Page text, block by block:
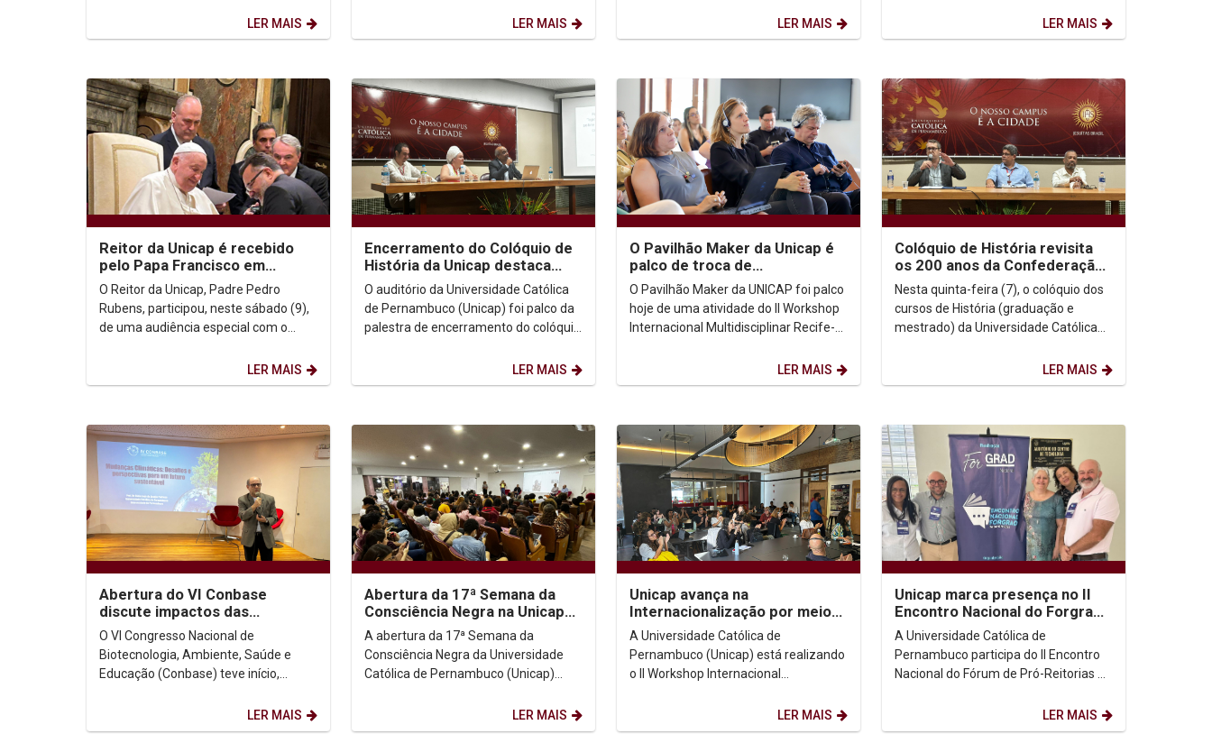
Profissional) do Confea, Osmar...
LER MAIS LER MAIS LER MAIS LER MAIS
Reitor da Unicap é recebido
pelo Papa Francisco em
audiência especial
O Reitor da Unicap, Padre Pedro
Rubens, participou, neste sábado (9),
de uma audiência especial com o
LER MAIS
Encerramento do Colóquio de
História da Unicap destaca
atualidade da Revolta da
Chibata nos...
O auditório da Universidade Católica
de Pernambuco (Unicap) foi palco da
palestra de encerramento do colóquio
LER MAIS
O Pavilhão Maker da Unicap é
palco de troca de
conhecimentos entre Recife e
Nantes
O Pavilhão Maker da UNICAP foi palco
hoje de uma atividade do II Workshop
Internacional Multidisciplinar Recife-
LER MAIS
Colóquio de História revisita
os 200 anos da Confederação
do Equador
Nesta quinta-feira (7), o colóquio dos
cursos de História (graduação e
mestrado) da Universidade Católica
LER MAIS
Abertura do VI Conbase
discute impactos das
mudanças climáticas e
apresenta projeto de...
O VI Congresso Nacional de
Biotecnologia, Ambiente, Saúde e
Educação (Conbase) teve início,
LER MAIS
Abertura da 17ª Semana da
Consciência Negra na Unicap
destaca resistência e
protagonismo do...
A abertura da 17ª Semana da
Consciência Negra da Universidade
Católica de Pernambuco (Unicap)
antirracista e do movimento...LER MAIS
Unicap avança na
Internacionalização por meio
do II Workshop Internacional
Multidisciplinar...
A Universidade Católica de
Pernambuco (Unicap) está realizando
o II Workshop Internacional
Nante). O evento tem como tema...
LER MAIS
Unicap marca presença no II
Encontro Nacional do Forgrad,
em Natal
A Universidade Católica de
Pernambuco participa do II Encontro
Nacional do Fórum de Pró-Reitorias de
LER MAIS